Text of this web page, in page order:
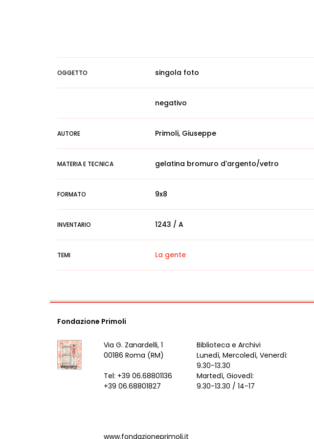
OGGETTO singola foto
negativo
AUTORE Primoli, Giuseppe
MATERIA E TECNICA gelatina bromuro d'argento/vetro
FORMATO 9x8
INVENTARIO 1243 / A
TEMI La gente
Fondazione Primoli
Via G. Zanardelli, 1
00186 Roma (RM)
Tel: +39 06.68801136
+39 06.68801827
Biblioteca e Archivi
Lunedì, Mercoledì, Venerdì:
9.30-13.30
Martedì, Giovedì:
9.30-13.30 / 14-17
www.fondazioneprimoli.it